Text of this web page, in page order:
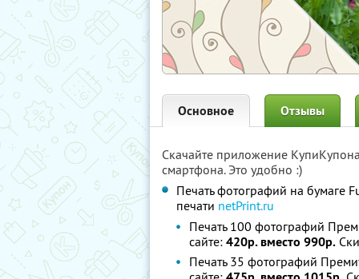
Основное Отзывы
Скачайте приложение
смартфона. Это удобно :)
Печать фотографий на бумаге
печати netPrint.ru
Печать 100 фотографий
сайте: 420р. вместо 990р.
Печать 35 фотографий